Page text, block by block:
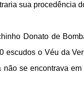
sua procedência
Donato de
escudos o Véu da
se encontrava em